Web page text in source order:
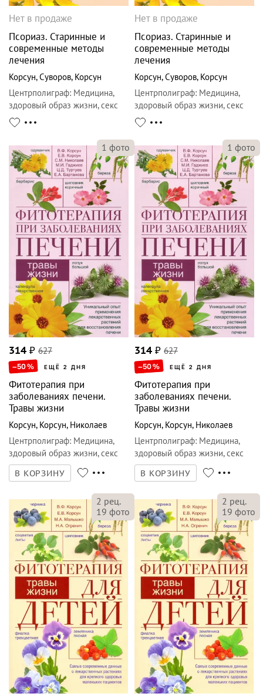
Нет в продаже
Псориаз. Старинные и
современные методы
лечения
Корсун,Суворов, Корсун
Центрполиграф: Медицина,
здоровый образ жизни, секс
Нет в продаже
Псориаз. Старинные и
современные методы
лечения
Корсун,Суворов, Корсун
Центрполиграф: Медицина,
здоровый образ жизни, секс
1 фото
314 ₽ 627
–50% ЕЩЁ 2 ДНЯ
Фитотерапия при
заболеваниях печени.
Травы жизни
Корсун, Корсун, Николаев
Центрполиграф: Медицина,
здоровый образ жизни, секс
В КОРЗИНУ
1 фото
314 ₽ 627
–50% ЕЩЁ 2 ДНЯ
Фитотерапия при
заболеваниях печени.
Травы жизни
Корсун, Корсун, Николаев
Центрполиграф: Медицина,
здоровый образ жизни, секс
В КОРЗИНУ
2 рец.
19 фото
2 рец.
19 фото